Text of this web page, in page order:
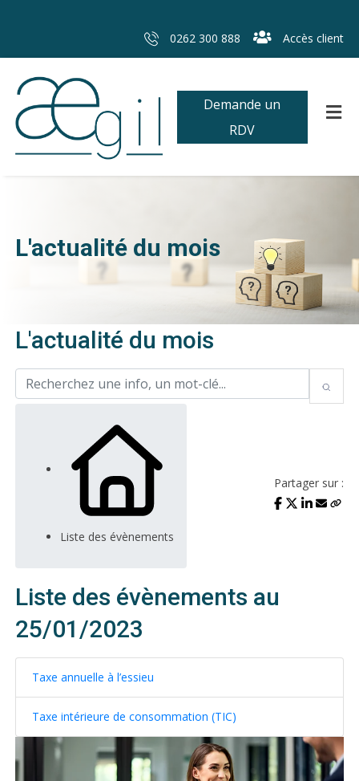
0262 300 888 Accès client
Demande un
RDV
L'actualité du mois
L'actualité du mois
Liste des évènements
Partager sur :
Liste des évènements au
25/01/2023
Taxe annuelle à l’essieu
Taxe intérieure de consommation (TIC)